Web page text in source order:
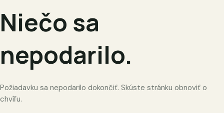
Niečo sa
nepodarilo.
Požiadavku sa nepodarilo dokončiť. Skúste stránku obnoviť o
chvíľu.